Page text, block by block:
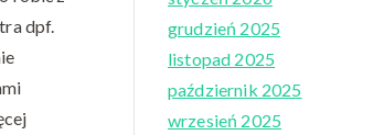
dpf.
grudzień 2025
listopad 2025
październik 2025
wrzesień 2025